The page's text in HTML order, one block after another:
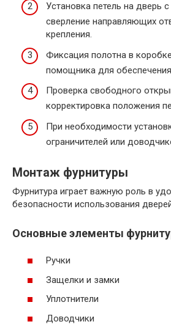
Установка петель на дверь
сверление направляющих
крепления.
Фиксация полотна в
помощника для
Проверка свободного
корректировка положения
При необходимости
ограничителей или
Монтаж фурнитуры
Фурнитура играет важную роль в
безопасности использования
Основные элементы
Ручки
Защелки и замки
Уплотнители
Доводчики